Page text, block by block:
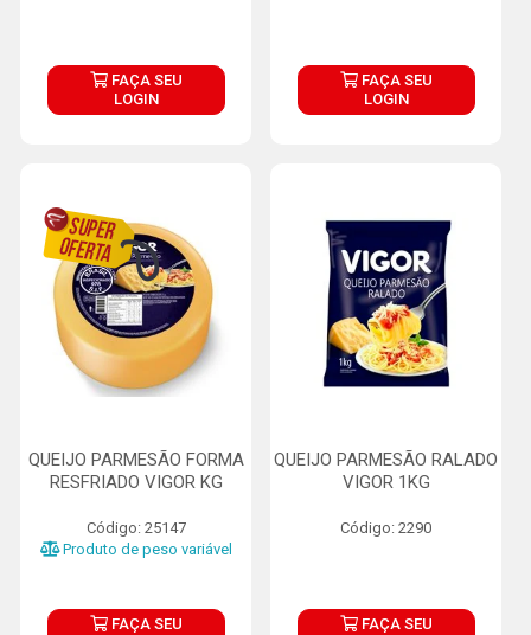
FAÇA SEU
LOGIN
FAÇA SEU
LOGIN
QUEIJO PARMESÃO FORMA
RESFRIADO VIGOR KG
Código: 25147
Produto de peso variável
FAÇA SEU
QUEIJO PARMESÃO RALADO
VIGOR 1KG
Código: 2290
FAÇA SEU